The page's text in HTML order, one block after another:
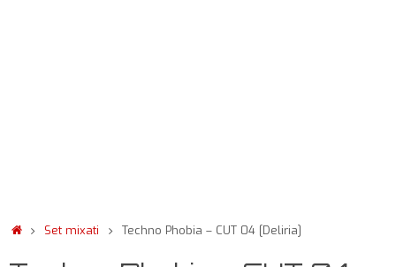
Set mixati Techno Phobia – CUT 04 [Deliria]